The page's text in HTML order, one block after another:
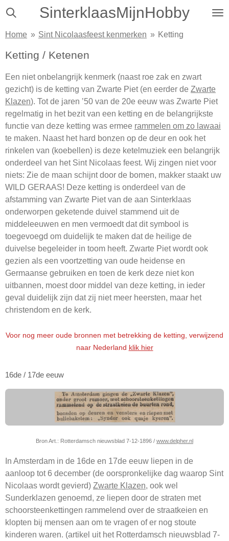
Ga
naar
hoofdinhoud
SinterklaasMijnHobby
Home » Sint Nicolaasfeest kenmerken » Ketting
Ketting / Ketenen
Een niet onbelangrijk kenmerk (naast roe zak en zwart
gezicht) is de ketting van Zwarte Piet (en eerder de Zwarte
Klazen). Tot de jaren ’50 van de 20e eeuw was Zwarte Piet
regelmatig in het bezit van een ketting en de belangrijkste
functie van deze ketting was ermee rammelen om zo lawaai
te maken. Naast het hard bonzen op de deur en ook het
rinkelen van (koebellen) is deze ketelmuziek een belangrijk
onderdeel van het Sint Nicolaas feest. Wij zingen niet voor
niets: Zie de maan schijnt door de bomen, makker staakt uw
WILD GERAAS! Deze ketting is onderdeel van de
afstamming van Zwarte Piet van de aan Sinterklaas
onderworpen geketende duivel stammend uit de
middeleeuwen en men vermoedt dat dit symbool is
toegevoegd om duidelijk te maken dat de heilige de
duivelse begeleider in toom heeft. Zwarte Piet wordt ook
gezien als een voortzetting van oude heidense en
Germaanse gebruiken en toen de kerk deze niet kon
uitbannen, moest door middel van deze ketting, in ieder
geval duidelijk zijn dat zij niet meer heersten, maar het
christendom en de kerk.
Voor nog meer oude bronnen met betrekking de ketting, verwijzend
naar Nederland klik hier
16de / 17de eeuw
Bron Art.: Rotterdamsch nieuwsblad 7-12-1896 / www.delpher.nl
In Amsterdam in de 16de en 17de eeuw liepen in de
aanloop tot 6 december (de oorspronkelijke dag waarop Sint
Nicolaas wordt gevierd) Zwarte Klazen, ook wel
Sunderklazen genoemd, ze liepen door de straten met
schoorsteenkettingen rammelend over de straatkeien en
klopten bij mensen aan om te vragen of er nog stoute
kinderen waren. (artikel uit het Rotterdamsch nieuwsblad 7-